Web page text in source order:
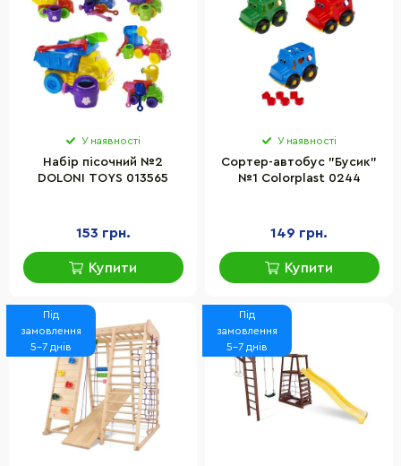
У наявності
Набір пісочний №2
DOLONI TOYS 013565
153 грн.
Купити
У наявності
Сортер-автобус "Бусик"
№1 Colorplast 0244
149 грн.
Купити
Під
замовлення
5-7 днів
Під
замовлення
5-7 днів